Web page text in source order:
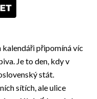
kalendáři připomíná víc
Je to den, kdy v
stát.
sítích, ale ulice